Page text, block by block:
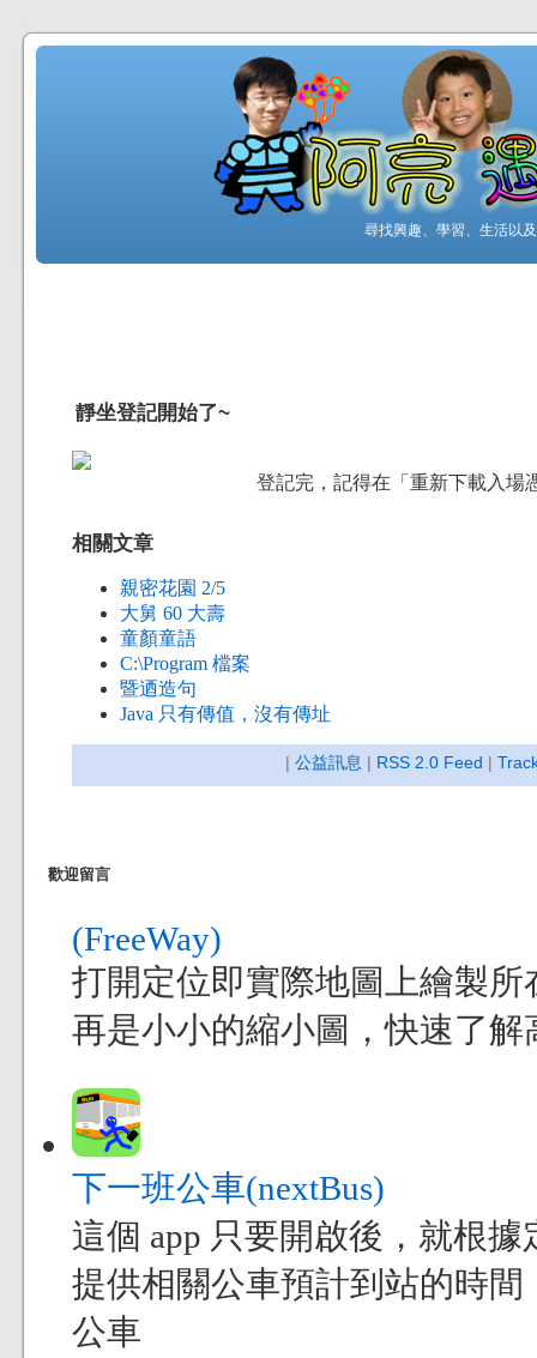
尋找興趣、學習、生活以
靜坐登記開始了~
登記完，記得在「重新下載入場
相關文章
親密花園 2/5
大舅 60 大壽
童顏童語
C:\Program 檔案
暨迺造句
Java 只有傳值，沒有傳址
| 公益訊息 | RSS 2.0 Feed |
歡迎留言
(FreeWay)
打開定位即實際地圖上繪製
再是小小的縮小圖，快速了
下一班公車(nextBus)
這個 app 只要開啟後，就根
提供相關公車預計到站的時
公車